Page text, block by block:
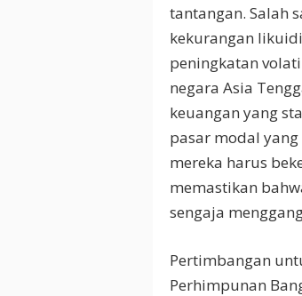
tantangan. Salah
kekurangan
peningkatan
negara Asia
keuangan yang
pasar modal
mereka harus
memastikan
sengaja
Pertimbangan
Perhimpunan